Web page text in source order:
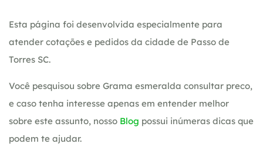
Esta página foi desenvolvida especialmente para
atender cotações e pedidos da cidade de Passo de
Torres SC.
Você pesquisou sobre Grama esmeralda consultar preco,
e caso tenha interesse apenas em entender melhor
sobre este assunto, nosso Blog possui inúmeras dicas que
podem te ajudar.